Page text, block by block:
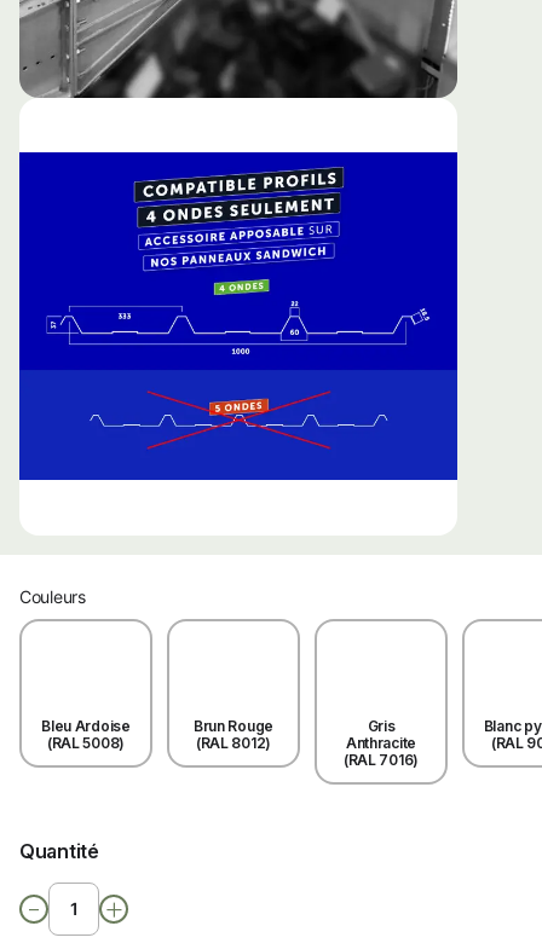
Couleurs
Bleu Ardoise
(RAL 5008)
Brun Rouge
(RAL 8012)
Gris
Anthracite
(RAL 7016)
Blanc
(RAL
Quantité
- +